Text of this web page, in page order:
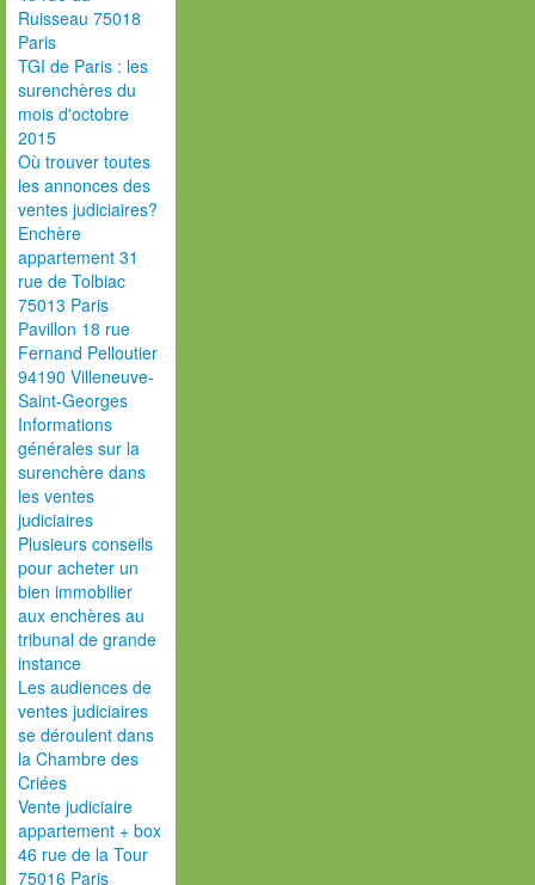
Ruisseau 75018
Paris
TGI de Paris : les
surenchères du
mois d'octobre
2015
Où trouver toutes
les annonces des
ventes judiciaires?
Enchère
appartement 31
rue de Tolbiac
75013 Paris
Pavillon 18 rue
Fernand Pelloutier
94190 Villeneuve-
Saint-Georges
Informations
générales sur la
surenchère dans
les ventes
judiciaires
Plusieurs conseils
pour acheter un
bien immobilier
aux enchères au
tribunal de grande
instance
Les audiences de
ventes judiciaires
se déroulent dans
la Chambre des
Criées
Vente judiciaire
appartement + box
46 rue de la Tour
75016 Paris